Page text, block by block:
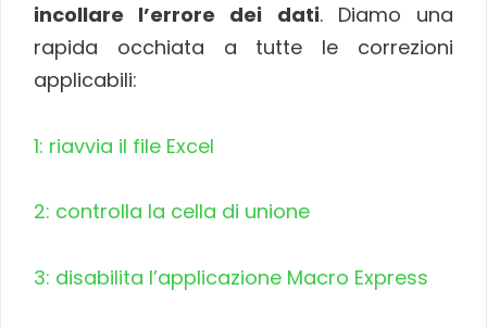
incollare l’errore dei dati. Diamo una
rapida occhiata a tutte le correzioni
applicabili:
1: riavvia il file Excel
2: controlla la cella di unione
3: disabilita l’applicazione Macro Express